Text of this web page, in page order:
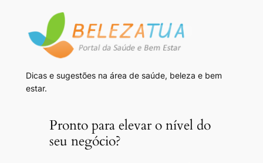
Dicas e sugestões na área de saúde, beleza e bem
estar.
Pronto para elevar o nível do
seu negócio?